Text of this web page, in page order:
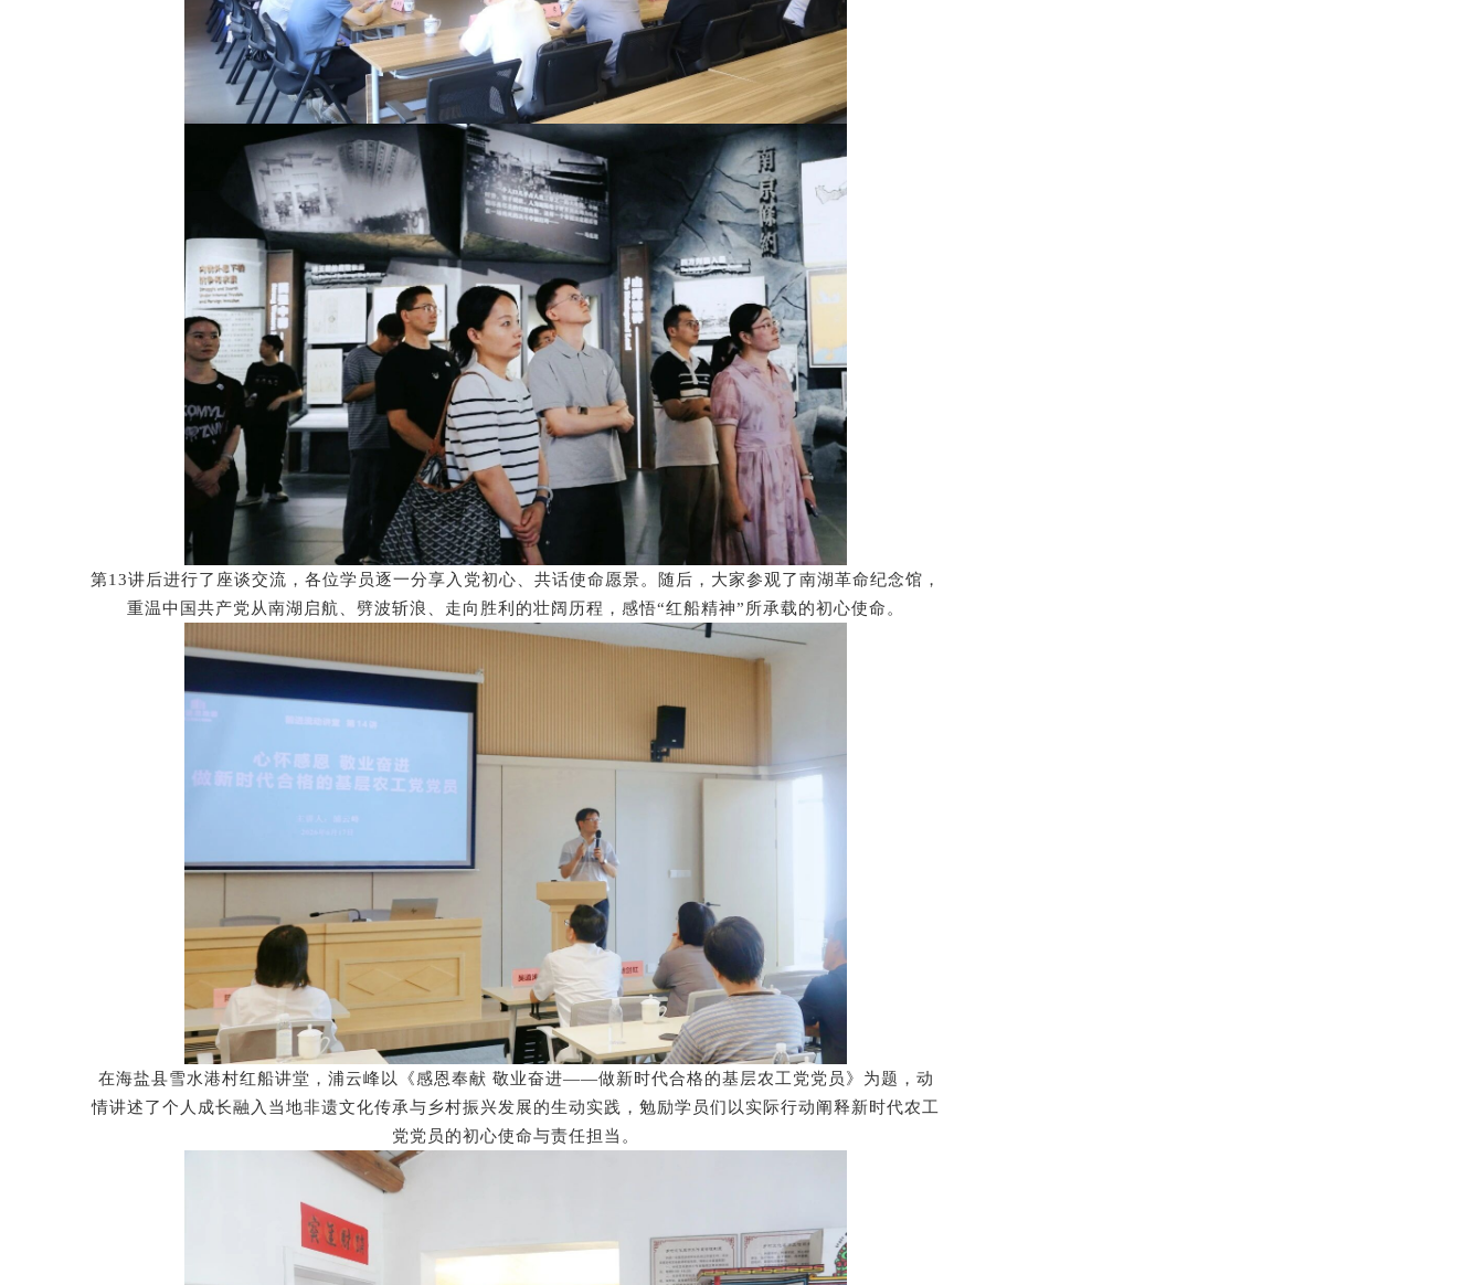
第13讲后进行了座谈交流，各位学员逐一分享入党初心、共话使命愿景。随后，大家参观了南湖革命纪念馆，
重温中国共产党从南湖启航、劈波斩浪、走向胜利的壮阔历程，感悟“红船精神”所承载的初心使命。
在海盐县雪水港村红船讲堂，浦云峰以《感恩奉献 敬业奋进——做新时代合格的基层农工党党员》为题， 动
情讲述了个人成长融入当地非遗文化传承与乡村振兴发展的生动实践，勉励学员们以实际行动阐释新时代农工
党党员的初心使命与责任担当。